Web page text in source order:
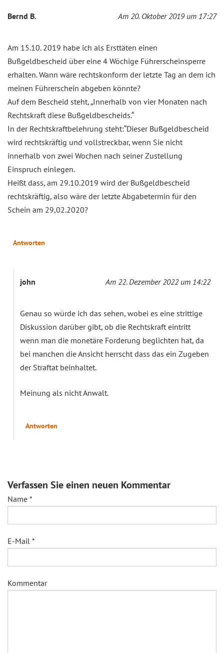
Bernd B. Am 20. Oktober 2019 um 17:27
Am 15.10. 2019 habe ich als Ersttäten einen
Bußgeldbescheid über eine 4 Wöchige Führerscheinsperre
erhalten. Wann wäre rechtskonform der letzte Tag an dem ich
meinen Führerschein abgeben könnte?
Auf dem Bescheid steht, „Innerhalb von vier Monaten nach
Rechtskraft diese Bußgeldbescheids.“
In der Rechtskraftbelehrung steht:“Dieser Bußgeldbescheid
wird rechtskräftig und vollstreckbar, wenn Sie nicht
innerhalb von zwei Wochen nach seiner Zustellung
Einspruch einlegen.
Heißt dass, am 29.10.2019 wird der Bußgeldbescheid
rechtskräftig, also wäre der letzte Abgabetermin für den
Schein am 29,02.2020?
Antworten
john Am 22. Dezember 2022 um 14:22
Genau so würde ich das sehen, wobei es eine strittige
Diskussion darüber gibt, ob die Rechtskraft eintritt
wenn man die monetäre Forderung beglichten hat, da
bei manchen die Ansicht herrscht dass das ein Zugeben
der Straftat beinhaltet.
Meinung als nicht Anwalt.
Antworten
Verfassen Sie einen neuen Kommentar
Name *
E-Mail *
Kommentar